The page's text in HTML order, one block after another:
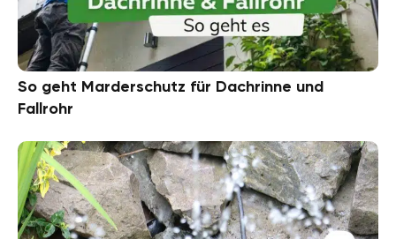
So geht Marderschutz für Dachrinne und
Fallrohr